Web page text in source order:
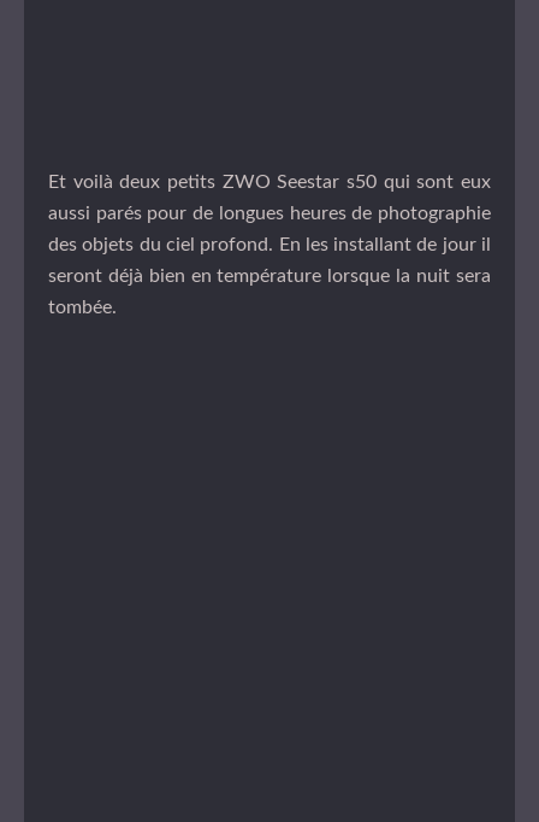
Et voilà deux petits ZWO Seestar s50 qui sont eux
aussi parés pour de longues heures de photographie
des objets du ciel profond. En les installant de jour il
seront déjà bien en température lorsque la nuit sera
tombée.